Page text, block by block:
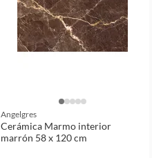
Angelgres
Cerámica Marmo interior
marrón 58 x 120 cm